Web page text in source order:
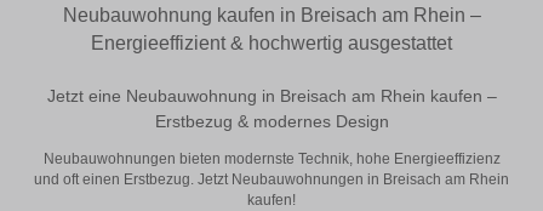
Neubauwohnung kaufen in Breisach am Rhein –
Energieeffizient & hochwertig ausgestattet
Jetzt eine Neubauwohnung in Breisach am Rhein kaufen –
Erstbezug & modernes Design
Neubauwohnungen bieten modernste Technik, hohe Energieeffizienz
und oft einen Erstbezug. Jetzt Neubauwohnungen in Breisach am Rhein
kaufen!